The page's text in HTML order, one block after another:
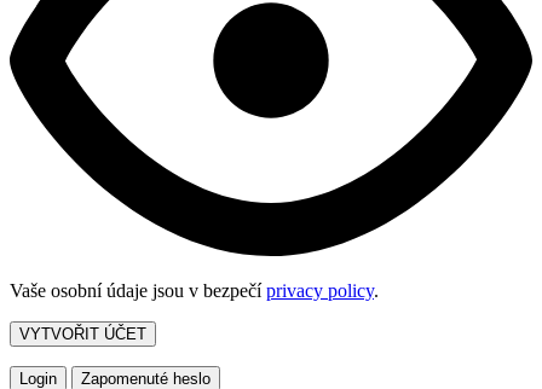
Vaše osobní údaje jsou v bezpečíprivacy policy.
VYTVOŘIT ÚČET
Login Zapomenuté heslo